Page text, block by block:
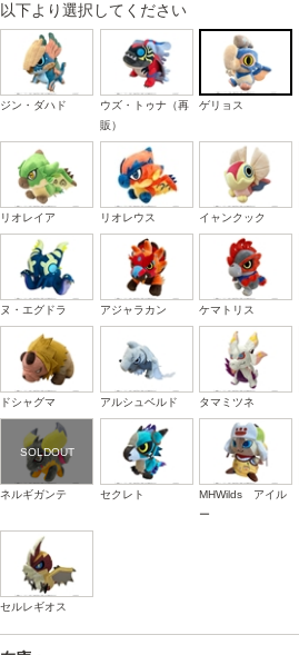
以下より選択してください
ジン・ダハド
ウズ・トゥナ（再
販）
ゲリョス
リオレイア リオレウス イャンクック
ヌ・エグドラ アジャラカン ケマトリス
ドシャグマ アルシュベルド タマミツネ
ネルギガンテ セクレト
MHWilds アイル
ー
セルレギオス